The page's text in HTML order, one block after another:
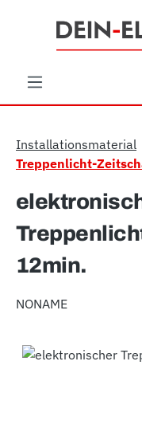
Zum Hauptinhalt
Installationsmaterial
Treppenlicht-
12min.
NONAME
Bildergalerie